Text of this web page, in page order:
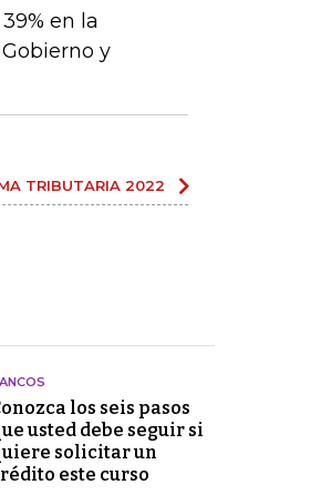
en la
y
TRIBUTARIA 2022
los seis pasos
usted debe seguir si
solicitar un
este curso